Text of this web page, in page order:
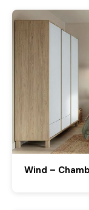
Wind –